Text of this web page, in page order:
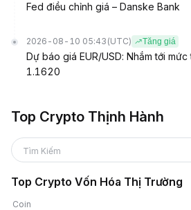
Fed điều chỉnh giá – Danske Bank
2026-08-10 05:43 (UTC) Tăng giá
Dự báo giá EUR/USD: Nhắm tới
1.1620
Top Crypto Thịnh Hành
Tìm Kiếm
Top Crypto Vốn Hóa Thị Trường
Coin